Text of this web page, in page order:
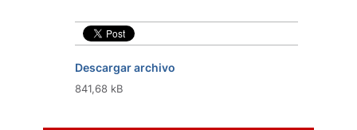
Descargar archivo
841,68 kB